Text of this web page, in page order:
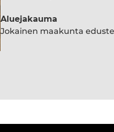
Aluejakauma
Jokainen maakunta